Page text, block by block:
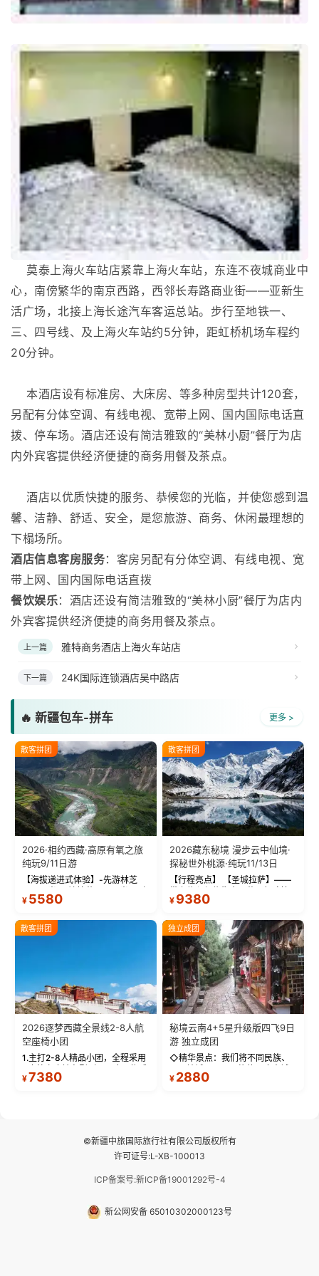
莫泰上海火车站店紧靠上海火车站，东连不夜城商业中
心，南傍繁华的南京西路，西邻长寿路商业街——亚新生
活广场，北接上海长途汽车客运总站。步行至地铁一、
三、四号线、及上海火车站约5分钟，距虹桥机场车程约
20分钟。
本酒店设有标准房、大床房、等多种房型共计120套，
另配有分体空调、有线电视、宽带上网、国内国际电话直
拨、停车场。酒店还设有简洁雅致的“美林小厨”餐厅为店
内外宾客提供经济便捷的商务用餐及茶点。
酒店以优质快捷的服务、恭候您的光临，并使您感到温
馨、洁静、舒适、安全，是您旅游、商务、休闲最理想的
下榻场所。
酒店信息客房服务：客房另配有分体空调、有线电视、宽
带上网、国内国际电话直拨
餐饮娱乐：酒店还设有简洁雅致的“美林小厨”餐厅为店内
外宾客提供经济便捷的商务用餐及茶点。
上一篇 雅特商务酒店上海火车站店
下一篇 24K国际连锁酒店吴中路店
🔥 新疆包车-拼车 更多 >
散客拼团
2026·相约西藏·高原有氧之旅
纯玩9/11日游
【海拔递进式体验】-先游林芝
测 99%游客零高反 。 【贴心保
反根本不是事儿 ！ 【无人机航
拍】-雪山/圣湖/...
¥ 5580
散客拼团
2026藏东秘境 漫步云中仙境·
探秘世外桃源·纯玩11/13日
【行程亮点】 【圣城拉萨】——
萨，感受这座城与生俱来的与众
城堡寺院于一体的宏伟建筑，是
西藏最完整的古代...
¥ 9380
散客拼团
2026逐梦西藏全景线2-8人航
空座椅小团
1.主打2-8人精品小团，全程采用
9座航空座椅车型（360度环抱式
座舱），提供VIP级别的舒适出行
¥7380
独立成团
秘境云南4+5星升级版四飞9日
游 独立成团
◇精华景点：我们将不同民族、
不同地域、不同风格的三座古城
—【大理古城、丽江古城、香格
¥ 2880
©新疆中旅国际旅行社有限公司版权所有
许可证号:L-XB-100013
ICP备案号:新ICP备19001292号-4
新公网安备 65010302000123号